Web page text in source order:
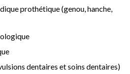
prothétique (genou, hanche,
dentaires et soins dentaires)